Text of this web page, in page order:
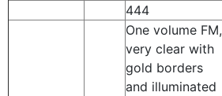
444
One volume FM,
very clear with
gold borders
and illuminated